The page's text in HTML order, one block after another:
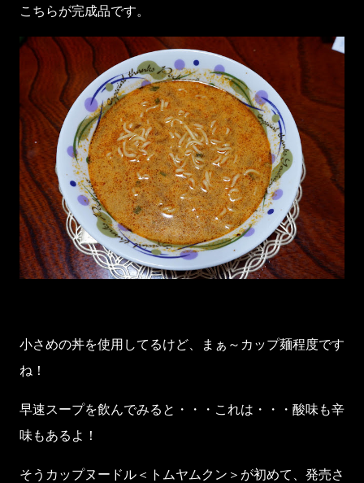
こちらが完成品です。
小さめの丼を使用してるけど、まぁ～カップ麺程度です
ね！
早速スープを飲んでみると・・・これは・・・酸味も辛
味もあるよ！
そうカップヌードル＜トムヤムクン＞が初めて、発売さ